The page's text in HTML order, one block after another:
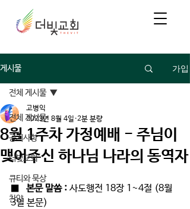
게시물 가입
전체 게시물
공지사항
더빛교회
큐티와 묵상
찬양
전체 게시물
8월 1주차 가정예배 - 주님이
맺어주신 하나님 나라의 동역자
고병익
2023년 8월 4일 2분 분량
■ 본문 말씀 : 사도행전 18장 1~4절 (8월
3일 본문)